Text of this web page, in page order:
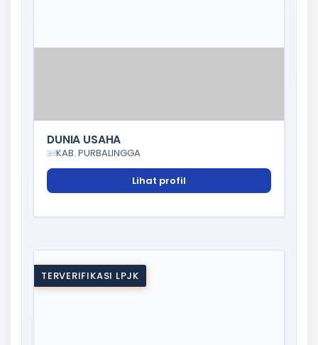
DUNIA USAHA
KAB. PURBALINGGA
Lihat profil
TERVERIFIKASI LPJK